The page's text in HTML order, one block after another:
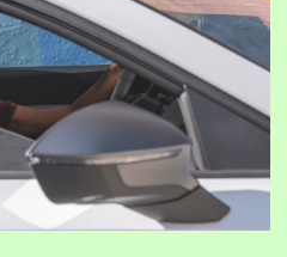
Anrufen